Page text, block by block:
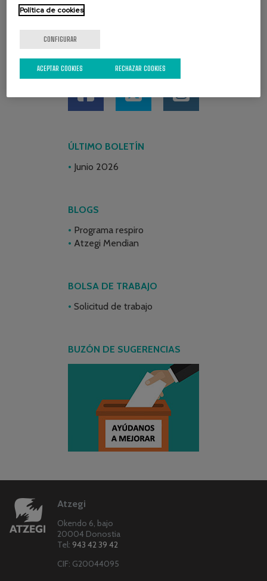
REDES SOCIALES
ÚLTIMO BOLETÍN
Junio 2026
BLOGS
Programa respiro
Atzegi Mendian
BOLSA DE TRABAJO
Solicitud de trabajo
BUZÓN DE SUGERENCIAS
Atzegi
Okendo 6, bajo
20004 Donostia
Tel: 943 42 39 42
CIF: G20044095
Política de cookies
CONFIGURAR
RECHAZAR COOKIES
ACEPTAR COOKIES